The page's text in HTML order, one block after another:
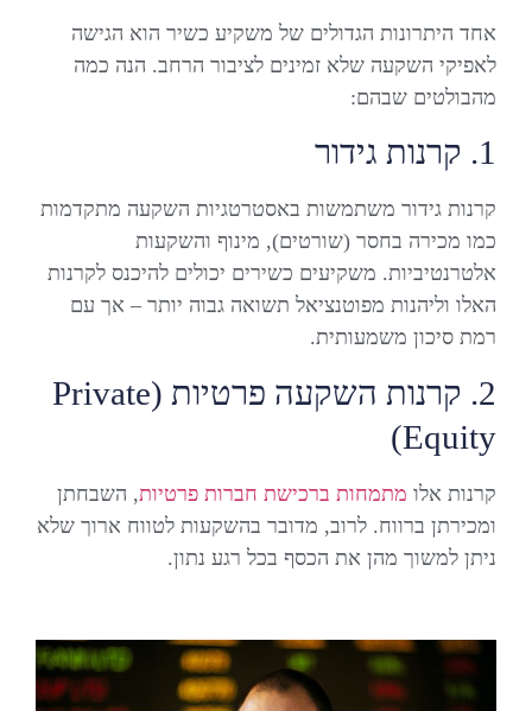
אחד היתרונות הגדולים של משקיע כשיר הוא הגישה
לאפיקי השקעה שלא זמינים לציבור הרחב. הנה כמה
מהבולטים שבהם:
1. קרנות גידור
קרנות גידור משתמשות באסטרטגיות השקעה מתקדמות
כמו מכירה בחסר (שורטים), מינוף והשקעות
אלטרנטיביות. משקיעים כשירים יכולים להיכנס לקרנות
האלו וליהנות מפוטנציאל תשואה גבוה יותר – אך עם
רמת סיכון משמעותית.
2. קרנות השקעה פרטיות (Private
Equity)
קרנות אלו מתמחות ברכישת חברות פרטיות, השבחתן
ומכירתן ברווח. לרוב, מדובר בהשקעות לטווח ארוך שלא
ניתן למשוך מהן את הכסף בכל רגע נתון.